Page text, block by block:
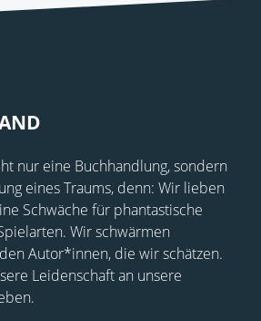
nur eine Buchhandlung, sondern
eines Traums, denn: Wir lieben
Schwäche für phantastische
Wir schwärmen
Autor*innen, die wir schätzen.
Leidenschaft an unsere